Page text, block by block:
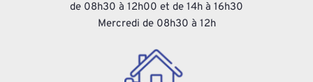
de 08h30 à 12h00 et de 14h à 16h30
Mercredi de 08h30 à 12h